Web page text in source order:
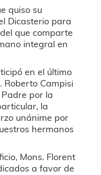
quiso su
Dicasterio para
que comparte
integral en
en el último
Roberto Campisi
por la
la
unánime por
hermanos
Mons. Florent
a favor de